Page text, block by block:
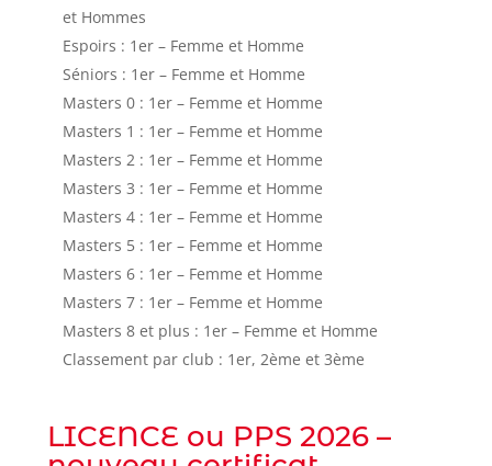
et Hommes
Espoirs : 1er – Femme et Homme
Séniors : 1er – Femme et Homme
Masters 0 : 1er – Femme et Homme
Masters 1 : 1er – Femme et Homme
Masters 2 : 1er – Femme et Homme
Masters 3 : 1er – Femme et Homme
Masters 4 : 1er – Femme et Homme
Masters 5 : 1er – Femme et Homme
Masters 6 : 1er – Femme et Homme
Masters 7 : 1er – Femme et Homme
Masters 8 et plus : 1er – Femme et Homme
Classement par club : 1er, 2ème et 3ème
LICENCE ou PPS 2026 –